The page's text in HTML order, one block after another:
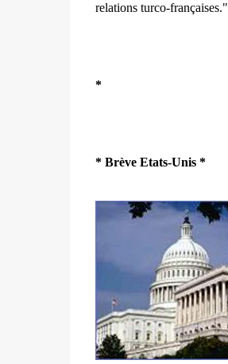
relations turco-françaises."
*
* Brève Etats-Unis *